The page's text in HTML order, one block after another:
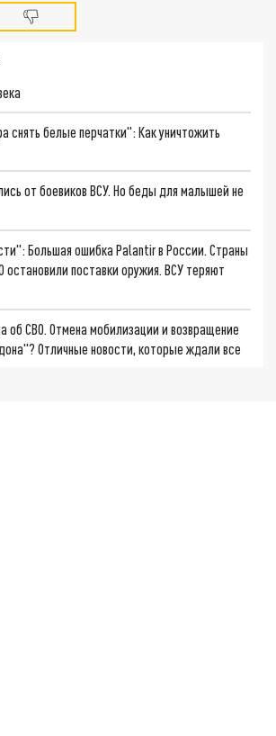
снять белые перчатки": Как уничтожить
от боевиков ВСУ. Но беды для малышей не
Большая ошибка Palantir в России. Страны
остановили поставки оружия. ВСУ теряют
об СВО. Отмена мобилизации и возвращение
Отличные новости, которые ждали все